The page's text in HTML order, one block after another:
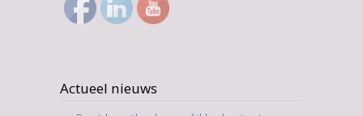
Actueel nieuws